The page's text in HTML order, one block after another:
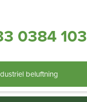
0384 103
beluftning